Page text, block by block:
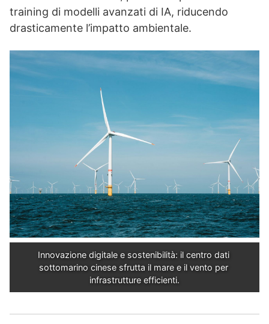
training di modelli avanzati di IA, riducendo
drasticamente l’impatto ambientale.
Innovazione digitale e sostenibilità: il centro dati
sottomarino cinese sfrutta il mare e il vento per
infrastrutture efficienti.